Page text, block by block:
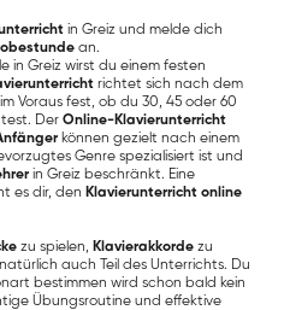
in Greiz und melde dich
an.
in Greiz wirst du einem festen
richtet sich nach dem
Voraus fest, ob du 30, 45 oder 60
DerOnline-Klavierunterricht
können gezielt nach einem
Genre spezialisiert ist und
in Greiz beschränkt. Eine
es dir, den Klavierunterricht online
zu spielen, Klavierakkorde zu
auch Teil des Unterrichts. Du
bestimmen wird schon bald kein
Übungsroutine und effektive